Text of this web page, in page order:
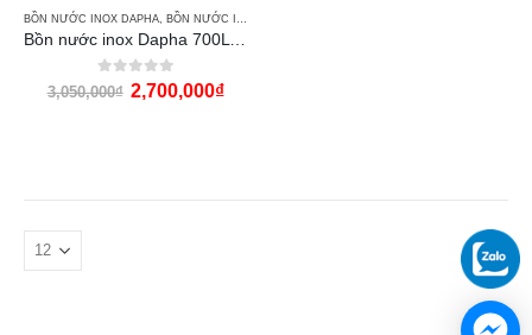
BỒN NƯỚC INOX DAPHA BỒN NƯỚC INOX DAPHA A
0out of 5
3,050,000₫ 2,700,000₫